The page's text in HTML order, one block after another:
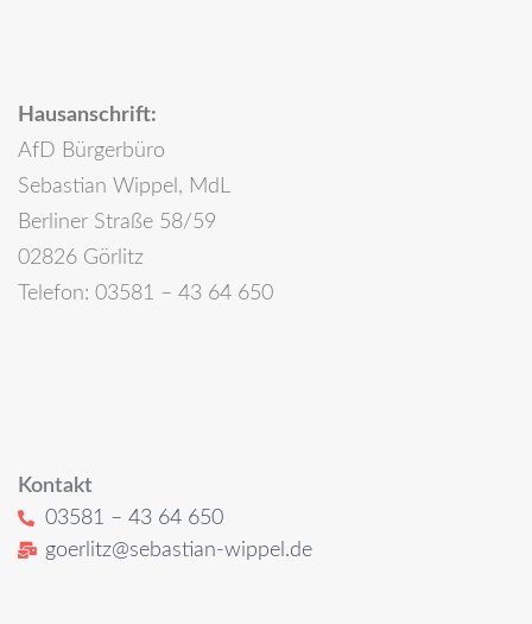
Hausanschrift:
AfD Bürgerbüro
Sebastian Wippel, MdL
Berliner Straße 58/59
02826 Görlitz
Telefon: 03581 – 43 64 650
Kontakt
03581 – 43 64 650
goerlitz@sebastian-wippel.de